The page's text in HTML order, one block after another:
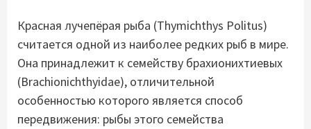
Красная лучепёрая рыба (Thymichthys Politus)
считается одной из наиболее редких рыб в мире.
Она принадлежит к семейству брахионихтиевых
(Brachionichthyidae), отличительной
особенностью которого является способ
передвижения: рыбы этого семейства